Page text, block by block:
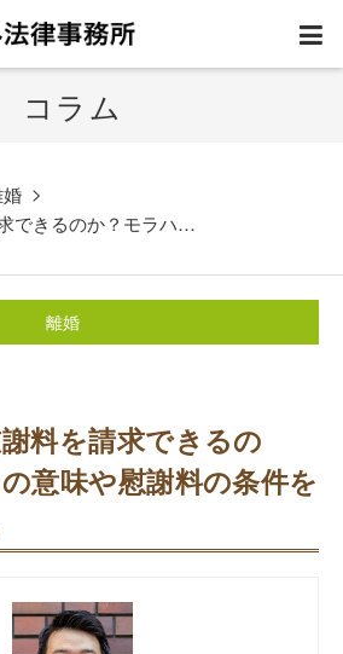
コラム
できるのか？モラハ…
離婚
料を請求できるの
意味や慰謝料の条件を
HOME
取扱業務
費用